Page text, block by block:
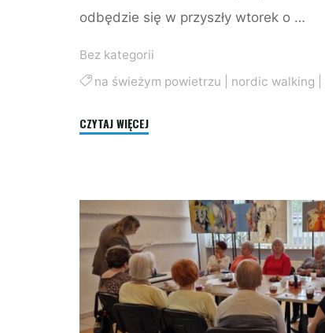
odbędzie się w przyszły wtorek o …
Bez kategorii
na świeżym powietrzu
nordic walking
CZYTAJ WIĘCEJ"Nordic